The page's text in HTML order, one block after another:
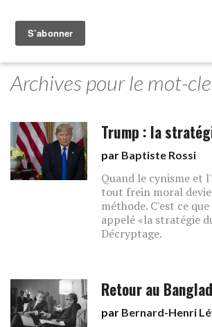
Archives pour le mot-
Trump : la
par Baptiste Rossi
Quand le cynisme et
tout frein moral
méthode. C'est ce
appelé «la stratégie
Décryptage.
Retour au
par Bernard-Henri